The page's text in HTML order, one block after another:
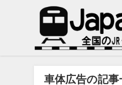
車体広告の記事